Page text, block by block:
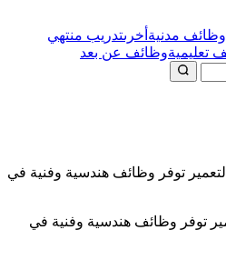
وظائف مدنية أخرىتدريب منتهي
تعليميةوظائف عن بعد
توفر وظائف هندسية وفنية في